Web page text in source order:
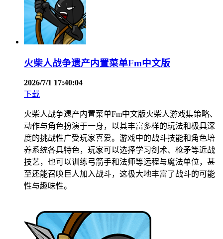
火柴人战争遗产内置菜单Fm中文版
2026/7/1 17:40:04
下载
火柴人战争遗产内置菜单Fm中文版火柴人游戏集策略、
动作与角色扮演于一身，以其丰富多样的玩法和极具深
度的挑战性广受玩家喜爱。游戏中的战斗技能和角色培
养系统各具特色，玩家可以选择学习剑术、枪矛等近战
技艺，也可以训练弓箭手和法师等远程与魔法单位，甚
至还能召唤巨人加入战斗，这极大地丰富了战斗的可能
性与趣味性。